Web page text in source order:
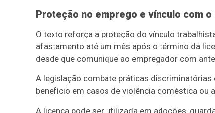
Proteção no emprego e vínculo com o
O texto reforça a proteção do vínculo
afastamento até um mês após o término da
desde que comunique ao empregador com
A legislação combate práticas
benefício em casos de violência doméstica ou
A licença pode ser utilizada em adoções,